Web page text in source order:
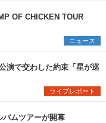
OF CHICKEN TOUR
ニュース
演で交わした約束「星が巡
ライブレポート
バムツアーが開幕